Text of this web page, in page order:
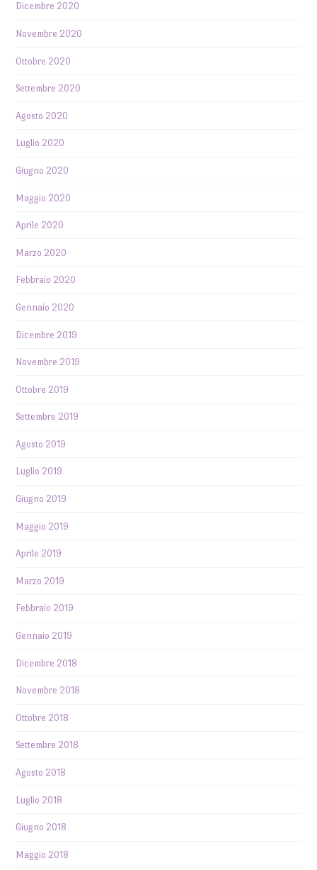
Dicembre 2020
Novembre 2020
Ottobre 2020
Settembre 2020
Agosto 2020
Luglio 2020
Giugno 2020
Maggio 2020
Aprile 2020
Marzo 2020
Febbraio 2020
Gennaio 2020
Dicembre 2019
Novembre 2019
Ottobre 2019
Settembre 2019
Agosto 2019
Luglio 2019
Giugno 2019
Maggio 2019
Aprile 2019
Marzo 2019
Febbraio 2019
Gennaio 2019
Dicembre 2018
Novembre 2018
Ottobre 2018
Settembre 2018
Agosto 2018
Luglio 2018
Giugno 2018
Maggio 2018